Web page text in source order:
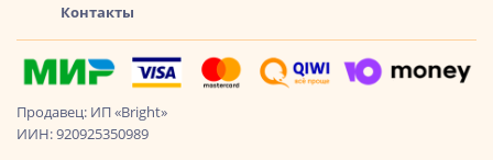
Контакты
Продавец: ИП «Bright»
ИИН: 920925350989